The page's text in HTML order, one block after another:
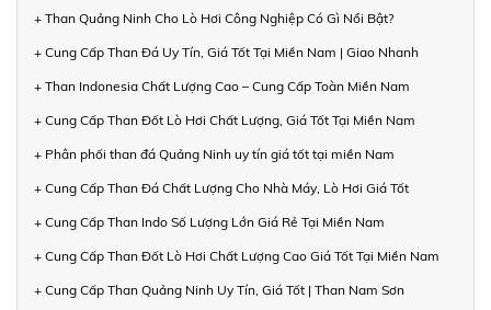
+ Than Quảng Ninh Cho Lò Hơi Công Nghiệp Có Gì Nổi Bật?
+ Cung Cấp Than Đá Uy Tín, Giá Tốt Tại Miền Nam | Giao Nhanh
+ Than Indonesia Chất Lượng Cao – Cung Cấp Toàn Miền Nam
+ Cung Cấp Than Đốt Lò Hơi Chất Lượng, Giá Tốt Tại Miền Nam
+ Phân phối than đá Quảng Ninh uy tín giá tốt tại miền Nam
+ Cung Cấp Than Đá Chất Lượng Cho Nhà Máy, Lò Hơi Giá Tốt
+ Cung Cấp Than Indo Số Lượng Lớn Giá Rẻ Tại Miền Nam
+ Cung Cấp Than Đốt Lò Hơi Chất Lượng Cao Giá Tốt Tại Miền Nam
+ Cung Cấp Than Quảng Ninh Uy Tín, Giá Tốt | Than Nam Sơn